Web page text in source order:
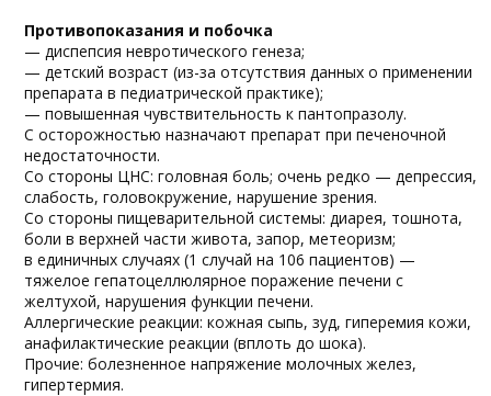
Противопоказания и побочка
— диспепсия невротического генеза;
— детский возраст (из-за отсутствия данных о применении
препарата в педиатрической практике);
— повышенная чувствительность к пантопразолу.
С осторожностью назначают препарат при печеночной
недостаточности.
Со стороны ЦНС: головная боль; очень редко — депрессия,
слабость, головокружение, нарушение зрения.
Со стороны пищеварительной системы: диарея, тошнота,
боли в верхней части живота, запор, метеоризм;
в единичных случаях (1 случай на 106 пациентов) —
тяжелое гепатоцеллюлярное поражение печени с
желтухой, нарушения функции печени.
Аллергические реакции: кожная сыпь, зуд, гиперемия кожи,
анафилактические реакции (вплоть до шока).
Прочие: болезненное напряжение молочных желез,
гипертермия.